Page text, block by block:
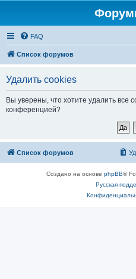
FAQ
Список форумов
Удалить cookies
Вы уверены, что хотите удалить все
конференцией?
Список форумов
Создано на основе phpBB®
Русская